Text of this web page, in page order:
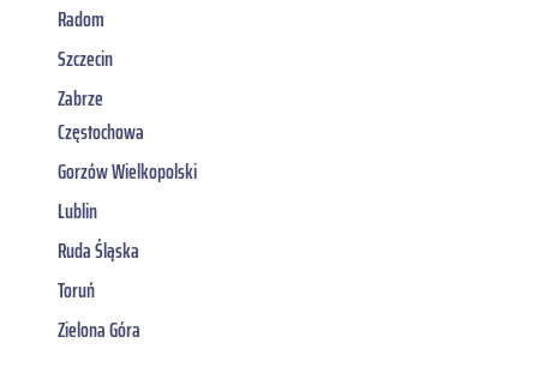
Radom
Szczecin
Zabrze
Częstochowa
Gorzów Wielkopolski
Lublin
Ruda Śląska
Toruń
Zielona Góra